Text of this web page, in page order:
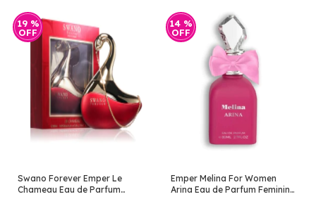
19 %
OFF
Swano Forever Emper Le
Chameau Eau de Parfum
14 %
OFF
Emper Melina For Women
Arina Eau de Parfum Feminino